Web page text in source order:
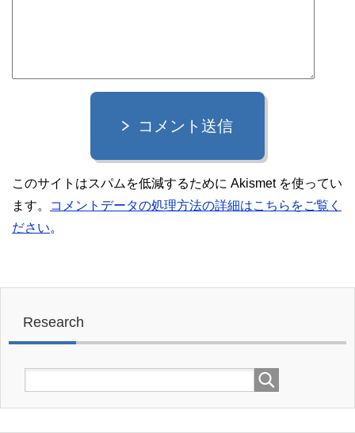
コメント送信
このサイトはスパムを低減するために Akismet を使ってい
ます。
コメントデータの処理方法の詳細はこちらをご覧く
ださい。
Research